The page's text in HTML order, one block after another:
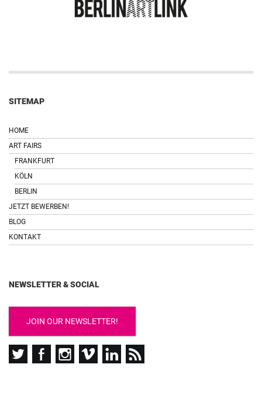
SITEMAP
HOME
ART FAIRS
FRANKFURT
KÖLN
BERLIN
JETZT BEWERBEN!
BLOG
KONTAKT
NEWSLETTER & SOCIAL
JOIN OUR NEWSLETTER!